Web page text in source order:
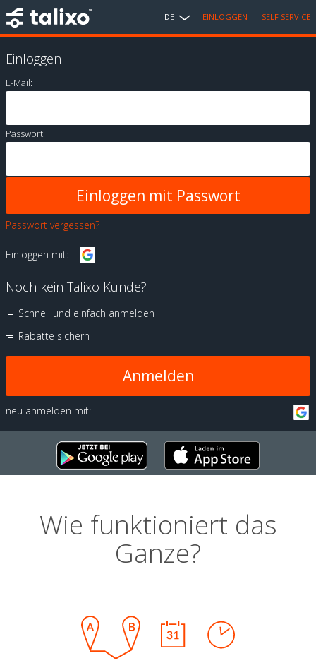
DE EINLOGGEN SELF SERVICE
Einloggen
E-Mail:
Passwort:
Passwort vergessen?
Einloggen mit:
Noch kein Talixo Kunde?
Schnell und einfach anmelden
Rabatte sichern
Anmelden
neu anmelden mit:
Wie funktioniert das
Ganze?